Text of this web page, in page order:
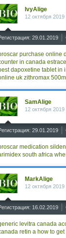
IvyAlige
12 октября 2019
29.01.2019
purchase online
in canada
dapoxetine tablet in
uk zithromax
SamAlige
12 октября 2019
29.01.2019
medication
south africa
MarkAlige
12 октября 2019
16.02.2019
levitra canada
retin a how to get